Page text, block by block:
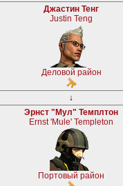
Джастин Тенг
Justin Teng
Деловой район
↓
Эрнст "Мул" Темплтон
Ernst 'Mule' Templeton
Портовый район